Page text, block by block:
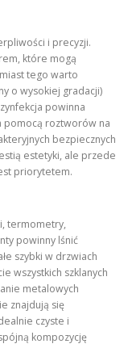
i precyzji.
które mogą
tego warto
o wysokiej gradacji)
powinna
pomocą roztworów na
bezpiecznych
estetyki, ale przede
priorytetem.
termometry,
powinny lśnić
szybki w drzwiach
wszystkich szklanych
metalowych
znajdują się
czyste i
kompozycję